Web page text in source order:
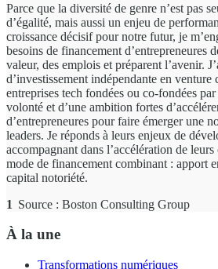
Parce que la diversité de genre n’est pas
d’égalité, mais aussi un enjeu de
croissance décisif pour notre futur, je
besoins de financement d’entrepreneures
valeur, des emplois et préparent l’avenir.
d’investissement indépendante en
entreprises tech fondées ou co-fondées
volonté et d’une ambition fortes
d’entrepreneures pour faire émerger une
leaders. Je réponds à leurs enjeux de
accompagnant dans l’accélération de
mode de financement combinant : apport
capital notoriété.
1 Source : Boston Consulting Group
À la une
Transformations numériques